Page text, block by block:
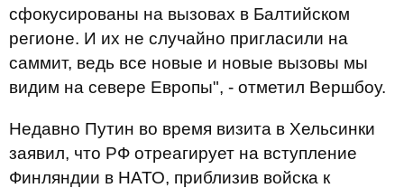
сфокусированы на вызовах в Балтийском
регионе. И их не случайно пригласили на
саммит, ведь все новые и новые вызовы мы
видим на севере Европы", - отметил Вершбоу.
Недавно Путин во время визита в Хельсинки
заявил, что РФ отреагирует на вступление
Финляндии в НАТО, приблизив войска к